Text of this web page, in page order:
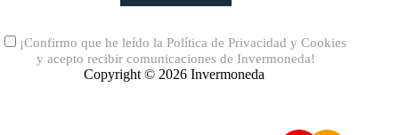
¡Confirmo que he leído laPolítica de Privacidad yCookies
y acepto recibir comunicaciones de Invermoneda!
Copyright © 2026 Invermoneda